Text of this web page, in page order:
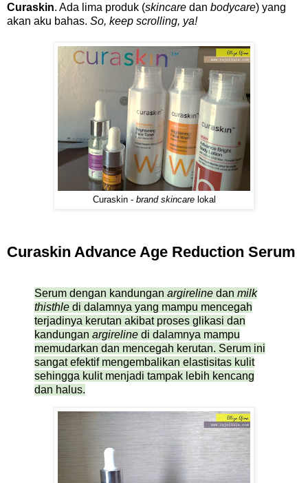
Curaskin. Ada lima produk (skincare dan bodycare) yang
akan aku bahas. So, keep scrolling, ya!
Curaskin - brand skincare lokal
Curaskin Advance Age Reduction Serum
Serum dengan kandungan argireline dan milk
thisthle di dalamnya yang mampu mencegah
terjadinya kerutan akibat proses glikasi dan
kandungan argireline di dalamnya mampu
memudarkan dan mencegah kerutan. Serum ini
sangat efektif mengembalikan elastisitas kulit
sehingga kulit menjadi tampak lebih kencang
dan halus.